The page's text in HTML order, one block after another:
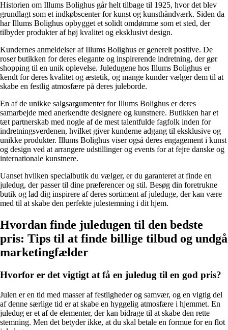
Historien om Illums Bolighus går helt tilbage til 1925, hvor det blev
grundlagt som et indkøbscenter for kunst og kunsthåndværk. Siden da
har Illums Bolighus opbygget et solidt omdømme som et sted, der
tilbyder produkter af høj kvalitet og eksklusivt design.
Kundernes anmeldelser af Illums Bolighus er generelt positive. De
roser butikken for deres elegante og inspirerende indretning, der gør
shopping til en unik oplevelse. Juledugene hos Illums Bolighus er
kendt for deres kvalitet og æstetik, og mange kunder vælger dem til at
skabe en festlig atmosfære på deres juleborde.
En af de unikke salgsargumenter for Illums Bolighus er deres
samarbejde med anerkendte designere og kunstnere. Butikken har et
tæt partnerskab med nogle af de mest talentfulde fagfolk inden for
indretningsverdenen, hvilket giver kunderne adgang til eksklusive og
unikke produkter. Illums Bolighus viser også deres engagement i kunst
og design ved at arrangere udstillinger og events for at fejre danske og
internationale kunstnere.
Uanset hvilken specialbutik du vælger, er du garanteret at finde en
juledug, der passer til dine præferencer og stil. Besøg din foretrukne
butik og lad dig inspirere af deres sortiment af juleduge, der kan være
med til at skabe den perfekte julestemning i dit hjem.
Hvordan finde juledugen til den bedste
pris: Tips til at finde billige tilbud og undgå
marketingfælder
Hvorfor er det vigtigt at få en juledug til en god pris?
Julen er en tid med masser af festligheder og samvær, og en vigtig del
af denne særlige tid er at skabe en hyggelig atmosfære i hjemmet. En
juledug er et af de elementer, der kan bidrage til at skabe den rette
stemning. Men det betyder ikke, at du skal betale en formue for en flot